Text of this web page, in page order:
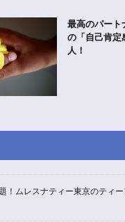
最高のパート
の「自己肯定
人！
！ムレスナティー東京のティ